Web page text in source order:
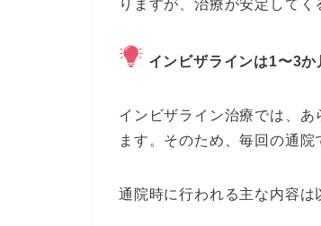
りますが、治療が安定してく
インビザラインは1〜3か
インビザライン治療では、
ます。そのため、毎回の通院
通院時に行われる主な内容は